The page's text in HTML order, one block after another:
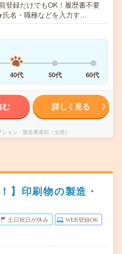
登録だけでもOK！履歴書不要
名・職種などを入力す…
40代 50代 60代
む 詳しく見る
ョン 製造事業部（全国）
】印刷物の製造・
土日祝日が休み WEB登録OK